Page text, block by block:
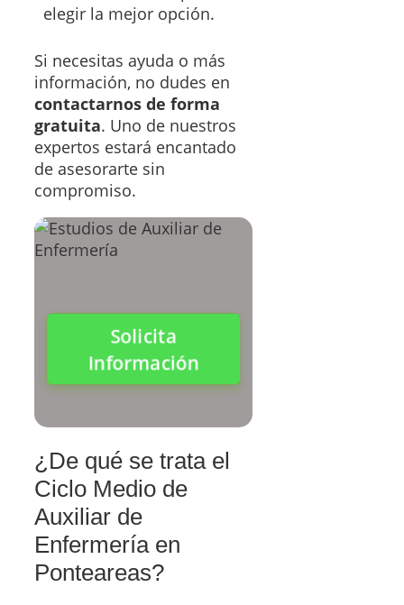
elegir la mejor opción.
Si necesitas ayuda o más
información, no dudes en
contactarnos de forma
gratuita. Uno de nuestros
expertos estará encantado
de asesorarte sin
compromiso.
Solicita
Información
¿De qué se trata el
Ciclo Medio de
Auxiliar de
Enfermería en
Ponteareas?